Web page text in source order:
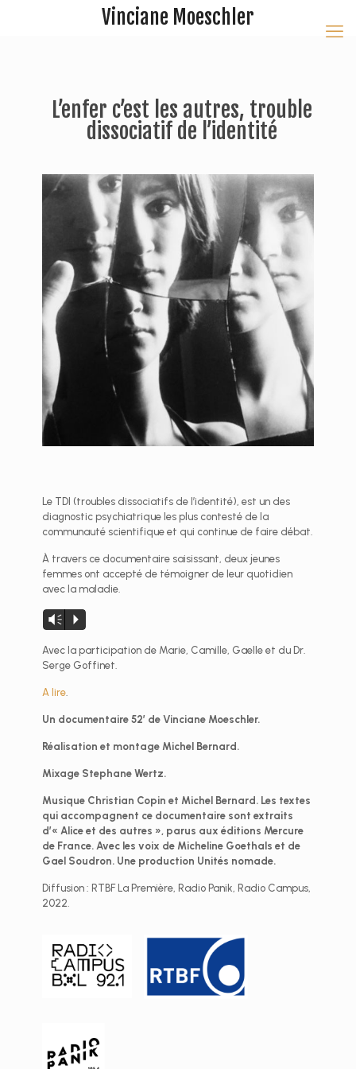
Vinciane Moeschler
L’enfer c’est les autres, trouble
dissociatif de l’identité
Le TDI (troubles dissociatifs de l’identité), est un des
diagnostic psychiatrique les plus contesté de la
communauté scientifique et qui continue de faire débat.
À travers ce documentaire saisissant, deux jeunes
femmes ont accepté de témoigner de leur quotidien
avec la maladie.
Lecteur
audio
Vm P
Avec la participation de Marie, Camille, Gaelle et du Dr.
Serge Goffinet.
A lire.
Un documentaire 52’ de Vinciane Moeschler.
Réalisation et montage Michel Bernard.
Mixage Stephane Wertz.
Musique Christian Copin et Michel Bernard. Les textes
qui accompagnent ce documentaire sont extraits
d’« Alice et des autres », parus aux éditions Mercure
de France. Avec les voix de Micheline Goethals et de
Gael Soudron. Une production Unités nomade.
Diffusion : RTBF La Première, Radio Panik, Radio Campus,
2022.